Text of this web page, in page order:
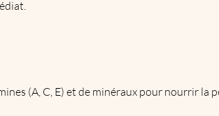
(A, C, E) et de minéraux pour nourrir la